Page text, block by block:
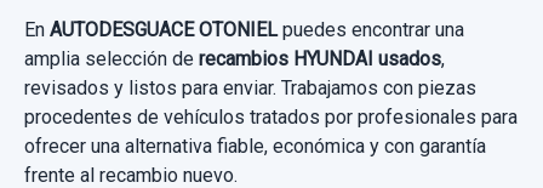
Consultar por whatsapp
19,83 €
Sin IVA, gastos de envío no incluidos.
Consultar por whatsapp
MANDO LIMPIA usado.
HYUNDAI ACCENT (LC) GL 4P
Garantía 1 año
Ref: 660148
En AUTODESGUACE OTONIELpuedes encontrar una
amplia selección de recambios HYUNDAI usados,
revisados y listos para enviar. Trabajamos con piezas
procedentes de vehículos tratados por profesionales para
ofrecer una alternativa fiable, económica y con garantía
frente al recambio nuevo.